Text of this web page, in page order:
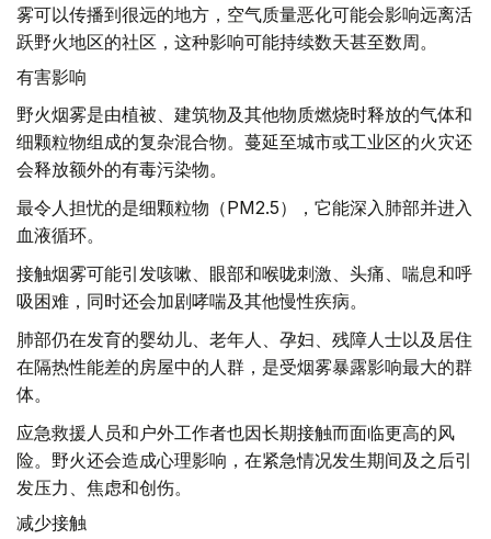
雾可以传播到很远的地方，空气质量恶化可能会影响远离活
跃野火地区的社区，这种影响可能持续数天甚至数周。
有害影响
野火烟雾是由植被、建筑物及其他物质燃烧时释放的气体和
细颗粒物组成的复杂混合物。蔓延至城市或工业区的火灾还
会释放额外的有毒污染物。
最令人担忧的是细颗粒物（PM2.5），它能深入肺部并进入
血液循环。
接触烟雾可能引发咳嗽、眼部和喉咙刺激、头痛、喘息和呼
吸困难，同时还会加剧哮喘及其他慢性疾病。
肺部仍在发育的婴幼儿、老年人、孕妇、残障人士以及居住
在隔热性能差的房屋中的人群，是受烟雾暴露影响最大的群
体。
应急救援人员和户外工作者也因长期接触而面临更高的风
险。野火还会造成心理影响，在紧急情况发生期间及之后引
发压力、焦虑和创伤。
减少接触